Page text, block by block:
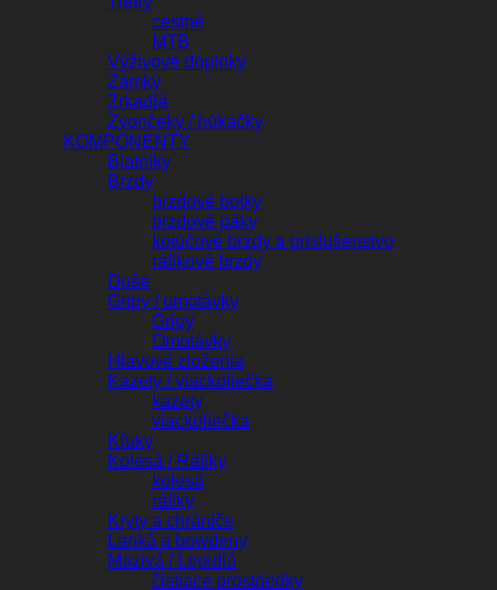
cestné
MTB
Výživové doplnky
Zámky
Zrkadlá
Zvončeky / húkačky
KOMPONENTY
Blatníky
Brzdy
brzdové botky
brzdové páky
kotúčové brzdy a príslušenstvo
ráfikové brzdy
Duše
Gripy / omotávky
Gripy
Omotávky
Hlavové zloženia
Kazety / viackoliečka
kazety
viackoliečka
Kľuky
Kolesá / Ráfiky
kolesá
ráfiky
Kryty a chrániče
Lanká a bowdeny
Mazivá / Lepidlá
čistiace prostriedky